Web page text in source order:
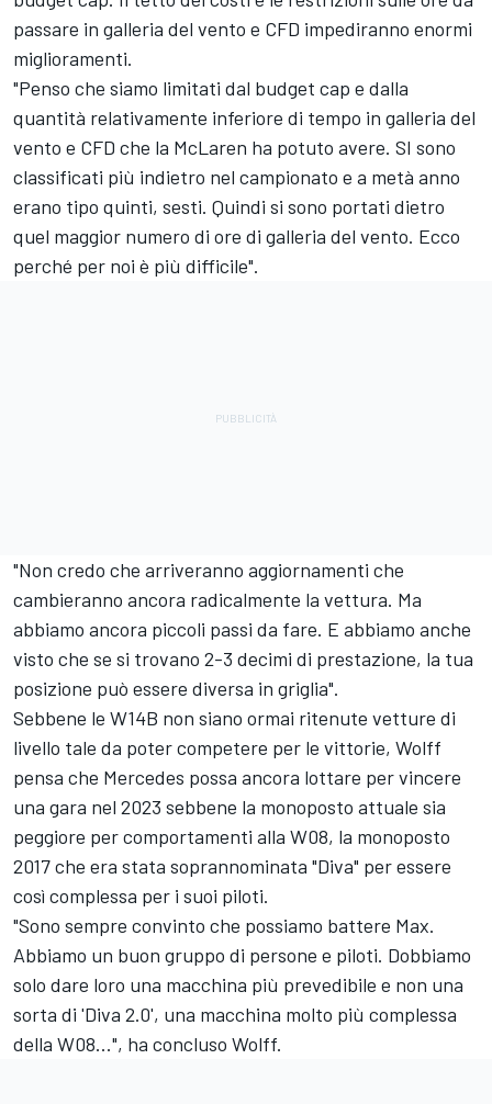
passare in galleria del vento e CFD impediranno enormi
miglioramenti.
"Penso che siamo limitati dal budget cap e dalla
quantità relativamente inferiore di tempo in galleria del
vento e CFD che la McLaren ha potuto avere. SI sono
classificati più indietro nel campionato e a metà anno
erano tipo quinti, sesti. Quindi si sono portati dietro
quel maggior numero di ore di galleria del vento. Ecco
perché per noi è più difficile".
"Non credo che arriveranno aggiornamenti che
cambieranno ancora radicalmente la vettura. Ma
abbiamo ancora piccoli passi da fare. E abbiamo anche
visto che se si trovano 2-3 decimi di prestazione, la tua
posizione può essere diversa in griglia".
Sebbene le W14B non siano ormai ritenute vetture di
livello tale da poter competere per le vittorie, Wolff
pensa che Mercedes possa ancora lottare per vincere
una gara nel 2023 sebbene la monoposto attuale sia
peggiore per comportamenti alla W08, la monoposto
2017 che era stata soprannominata "Diva" per essere
così complessa per i suoi piloti.
"Sono sempre convinto che possiamo battere Max.
Abbiamo un buon gruppo di persone e piloti. Dobbiamo
solo dare loro una macchina più prevedibile e non una
sorta di 'Diva 2.0', una macchina molto più complessa
della W08...", ha concluso Wolff.